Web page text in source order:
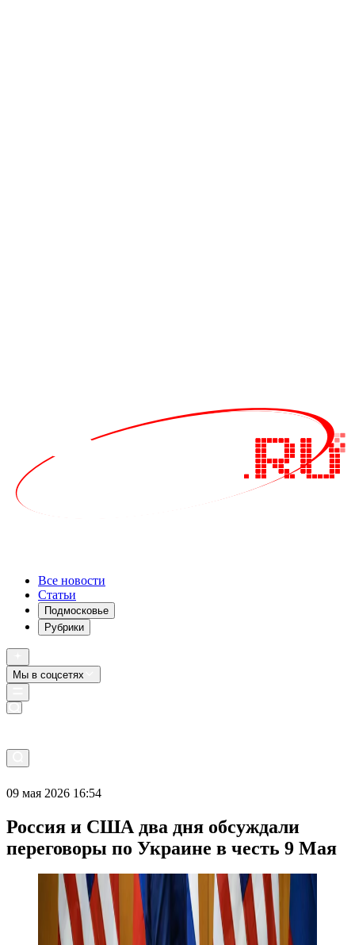
Все новости
Статьи
Подмосковье
Рубрики
Мы в соцсетях
09 мая 2026 16:54
Россия и США два дня обсуждали
переговоры по Украине в честь 9 Мая